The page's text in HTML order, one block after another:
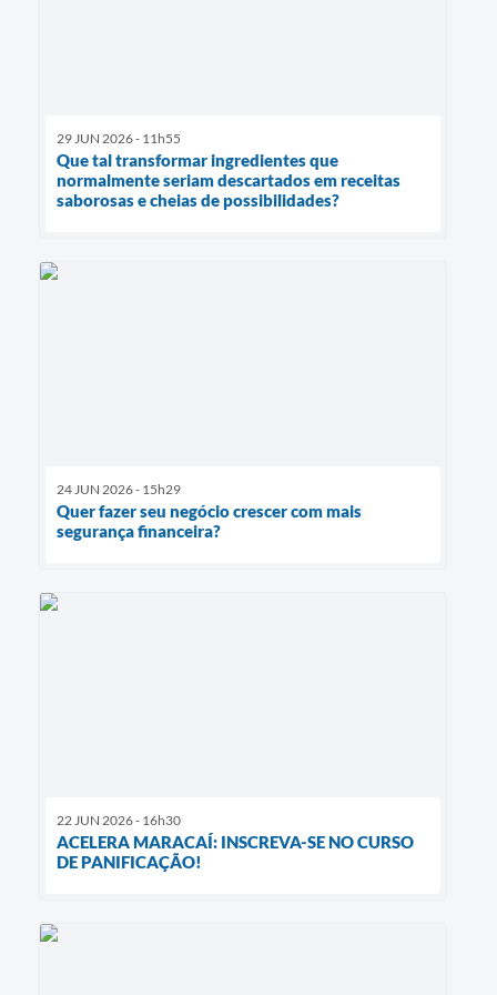
29 JUN 2026 - 11h55
Que tal transformar ingredientes que
normalmente seriam descartados em receitas
saborosas e cheias de possibilidades?
24 JUN 2026 - 15h29
Quer fazer seu negócio crescer com mais
segurança financeira?
22 JUN 2026 - 16h30
ACELERA MARACAÍ: INSCREVA-SE NO CURSO
DE PANIFICAÇÃO!